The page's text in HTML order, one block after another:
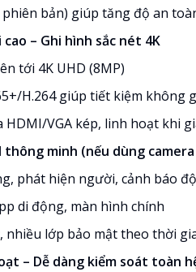
bản) giúp tăng độ an
– Ghi hình sắc nét 4K
tới 4K UHD (8MP)
H.264 giúp tiết kiệm không
HDMI/VGA kép, linh hoạt khi
minh (nếu dùng camera
phát hiện người, cảnh báo
di động, màn hình chính
nhiều lớp bảo mật theo thời
– Dễ dàng kiểm soát toàn